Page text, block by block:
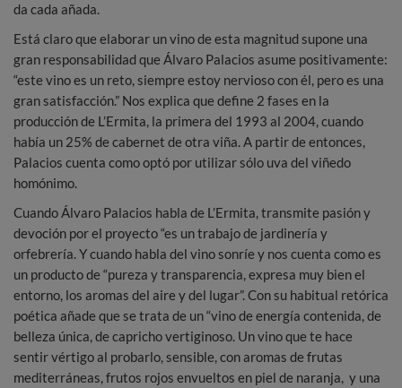
da cada añada.
Está claro que elaborar un vino de esta magnitud supone una
gran responsabilidad que Álvaro Palacios asume positivamente:
“este vino es un reto, siempre estoy nervioso con él, pero es una
gran satisfacción.” Nos explica que define 2 fases en la
producción de L’Ermita, la primera del 1993 al 2004, cuando
había un 25% de cabernet de otra viña. A partir de entonces,
Palacios cuenta como optó por utilizar sólo uva del viñedo
homónimo.
Cuando Álvaro Palacios habla de L’Ermita, transmite pasión y
devoción por el proyecto “es un trabajo de jardinería y
orfebrería. Y cuando habla del vino sonríe y nos cuenta como es
un producto de “pureza y transparencia, expresa muy bien el
entorno, los aromas del aire y del lugar”. Con su habitual retórica
poética añade que se trata de un “vino de energía contenida, de
belleza única, de capricho vertiginoso. Un vino que te hace
sentir vértigo al probarlo, sensible, con aromas de frutas
mediterráneas, frutos rojos envueltos en piel de naranja, y una